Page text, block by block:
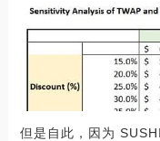
但是自此，因为